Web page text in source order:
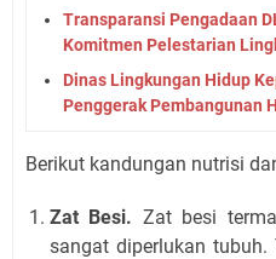
Transparansi Pengadaan
Komitmen Pelestarian
Dinas Lingkungan Hidup
Penggerak Pembangunan
Berikut kandungan nutrisi
Zat Besi. Zat besi
sangat diperlukan